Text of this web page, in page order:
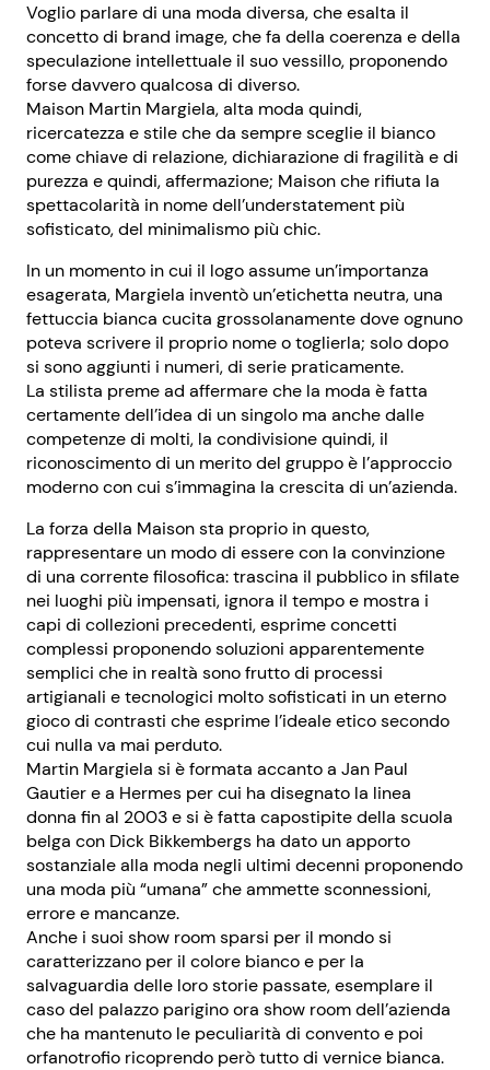
Voglio parlare di una moda diversa, che esalta il
concetto di brand image, che fa della coerenza e della
speculazione intellettuale il suo vessillo, proponendo
forse davvero qualcosa di diverso.
Maison Martin Margiela, alta moda quindi,
ricercatezza e stile che da sempre sceglie il bianco
come chiave di relazione, dichiarazione di fragilità e di
purezza e quindi, affermazione; Maison che rifiuta la
spettacolarità in nome dell’understatement più
sofisticato, del minimalismo più chic.
In un momento in cui il logo assume un’importanza
esagerata, Margiela inventò un’etichetta neutra, una
fettuccia bianca cucita grossolanamente dove ognuno
poteva scrivere il proprio nome o toglierla; solo dopo
si sono aggiunti i numeri, di serie praticamente.
La stilista preme ad affermare che la moda è fatta
certamente dell’idea di un singolo ma anche dalle
competenze di molti, la condivisione quindi, il
riconoscimento di un merito del gruppo è l’approccio
moderno con cui s’immagina la crescita di un’azienda.
La forza della Maison sta proprio in questo,
rappresentare un modo di essere con la convinzione
di una corrente filosofica: trascina il pubblico in sfilate
nei luoghi più impensati, ignora il tempo e mostra i
capi di collezioni precedenti, esprime concetti
complessi proponendo soluzioni apparentemente
semplici che in realtà sono frutto di processi
artigianali e tecnologici molto sofisticati in un eterno
gioco di contrasti che esprime l’ideale etico secondo
cui nulla va mai perduto.
Martin Margiela si è formata accanto a Jan Paul
Gautier e a Hermes per cui ha disegnato la linea
donna fin al 2003 e si è fatta capostipite della scuola
belga con Dick Bikkembergs ha dato un apporto
sostanziale alla moda negli ultimi decenni proponendo
una moda più “umana” che ammette sconnessioni,
errore e mancanze.
Anche i suoi show room sparsi per il mondo si
caratterizzano per il colore bianco e per la
salvaguardia delle loro storie passate, esemplare il
caso del palazzo parigino ora show room dell’azienda
che ha mantenuto le peculiarità di convento e poi
orfanotrofio ricoprendo però tutto di vernice bianca.